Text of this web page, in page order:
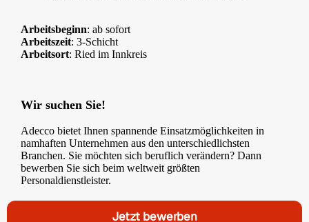
Arbeitsbeginn: ab sofort
Arbeitszeit: 3-Schicht
Arbeitsort: Ried im Innkreis
Wir suchen Sie!
Adecco bietet Ihnen spannende Einsatzmöglichkeiten in
namhaften Unternehmen aus den unterschiedlichsten
Branchen. Sie möchten sich beruflich verändern? Dann
bewerben Sie sich beim weltweit größten
Personaldienstleister.
Jetzt bewerben